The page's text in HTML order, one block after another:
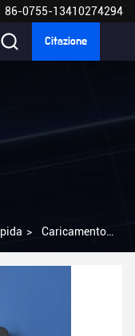
86-0755-13410274294
Citazione
> Caricamento